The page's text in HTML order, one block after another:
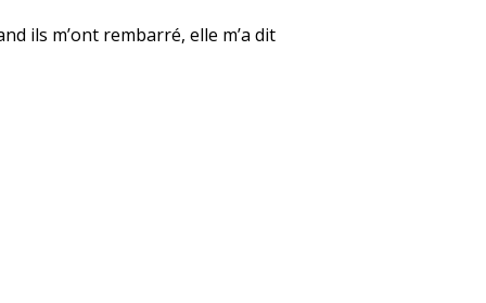
ils m’ont rembarré, elle m’a dit